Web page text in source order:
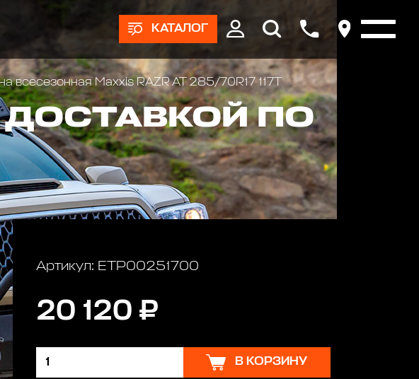
КАТАЛОГ
всесезонная Maxxis RAZR AT 285/70R17 117T
ДОСТАВКОЙ ПО
Артикул: ETP00251700
20 120 ₽
В КОРЗИНУ